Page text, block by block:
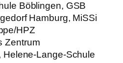
Böblingen, GSB
Hamburg, MiSSi
HPZ
Zentrum
Helene-Lange-Schule